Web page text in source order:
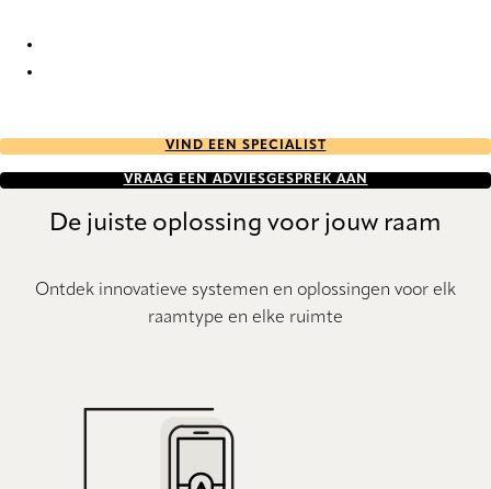
VIND EEN SPECIALIST
VRAAG EEN ADVIESGESPREK AAN
De juiste oplossing voor jouw raam
Ontdek innovatieve systemen en oplossingen voor elk
raamtype en elke ruimte